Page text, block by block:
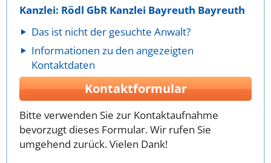
Kanzlei: Rödl GbR Kanzlei Bayreuth Bayreuth
Das ist nicht der gesuchte Anwalt?
Informationen zu den angezeigten
Kontaktdaten
Kontaktformular
Bitte verwenden Sie zur Kontaktaufnahme
bevorzugt dieses Formular. Wir rufen Sie
umgehend zurück. Vielen Dank!